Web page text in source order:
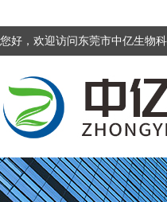
您好，欢迎访问东莞市中亿生物科